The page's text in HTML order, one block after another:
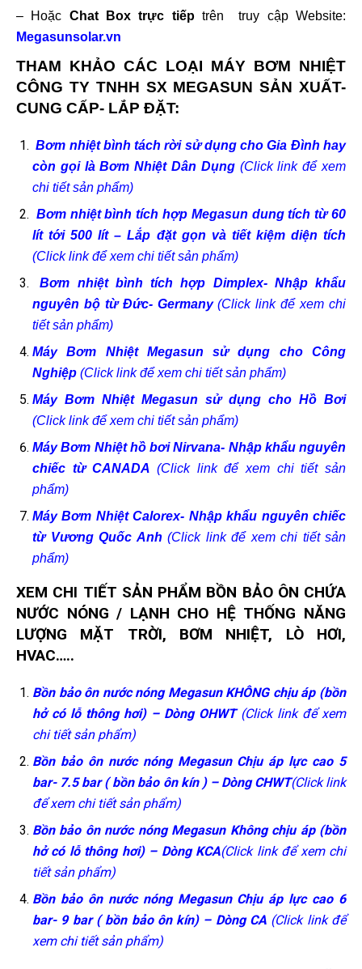
– Hoặc Chat Box trực tiếptrên truy cập Website:
Megasunsolar.vn
THAM KHẢO CÁC LOẠI MÁY BƠM NHIỆT
CÔNG TY TNHH SX MEGASUN SẢN XUẤT-
CUNG CẤP- LẮP ĐẶT:
Bơm nhiệt bình tách rời sử dụng cho Gia Đình hay
còn gọi là Bơm Nhiệt Dân Dụng (Click link để xem
chi tiết sản phẩm)
Bơm nhiệt bình tích hợp Megasun dung tích từ 60
lít tới 500 lít – Lắp đặt gọn và tiết kiệm diện tích
(Click link để xem chi tiết sản phẩm)
Bơm nhiệt bình tích hợp Dimplex- Nhập khẩu
nguyên bộ từ Đức- Germany(Click link để xem chi
tiết sản phẩm)
Máy Bơm Nhiệt Megasun sử dụng cho Công
Nghiệp (Click link để xem chi tiết sản phẩm)
Máy Bơm Nhiệt Megasun sử dụng cho Hồ Bơi
(Click link để xem chi tiết sản phẩm)
Máy Bơm Nhiệt hồ bơi Nirvana- Nhập khẩu nguyên
chiếc từ CANADA (Click link để xem chi tiết sản
phẩm)
Máy Bơm Nhiệt Calorex- Nhập khẩu nguyên chiếc
từ Vương Quốc Anh (Click link để xem chi tiết sản
phẩm)
XEM CHI TIẾT SẢN PHẨM BỒN BẢO ÔN CHỨA
NƯỚC NÓNG / LẠNH CHO HỆ THỐNG NĂNG
LƯỢNG MẶT TRỜI, BƠM NHIỆT, LÒ HƠI,
HVAC…..
Bồn bảo ôn nước nóng Megasun KHÔNG chịu áp (bồn
hở có lỗ thông hơi) – Dòng OHWT(Click link để xem
chi tiết sản phẩm)
Bồn bảo ôn nước nóng Megasun Chịu áp lực cao 5
bar- 7.5 bar( bồn bảo ôn kín ) – Dòng CHWT(Click link
để xem chi tiết sản phẩm)
Bồn bảo ôn nước nóng Megasun Không chịu áp (bồn
hở có lỗ thông hơi) – Dòng KCA(Click link để xem chi
tiết sản phẩm)
Bồn bảo ôn nước nóng Megasun Chịu áp lực cao 6
bar- 9 bar ( bồn bảo ôn kín) – Dòng CA (Click link để
xem chi tiết sản phẩm)